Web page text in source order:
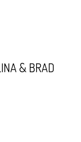
& BRAD